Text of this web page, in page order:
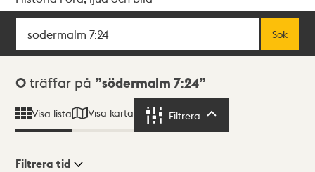
Sök
Sök
Sökresultat
0 träffar på södermalm 7:24
Visa lista Visa karta Filtrera
Filtrera tid